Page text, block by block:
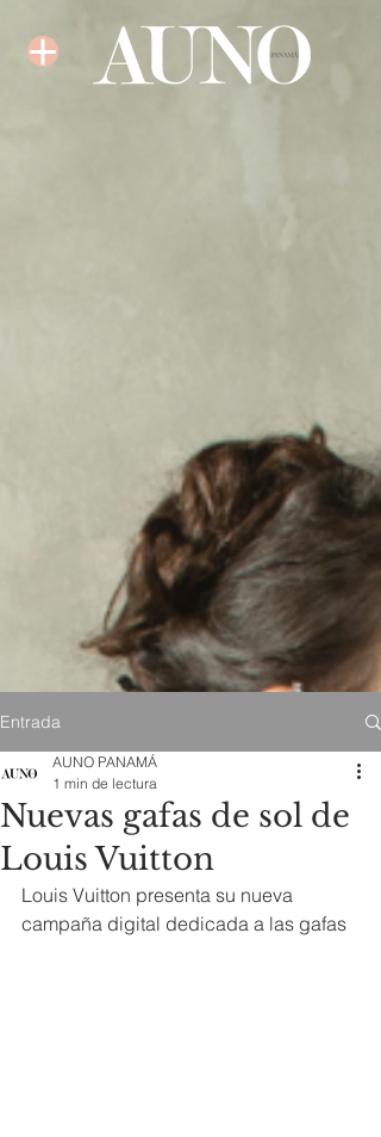
Entrada
Nuevas gafas de sol de
Louis Vuitton
AUNO PANAMÁ
1 min de lectura
Louis Vuitton presenta su nueva
campaña digital dedicada a las gafas